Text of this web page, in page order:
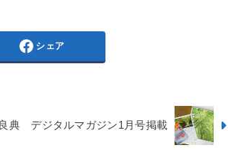
シェア
典 デジタルマガジン1月号掲載